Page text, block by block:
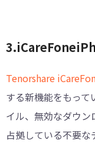
Tenorshare
する新機能をもって
イル、無効なダウン
占拠している不要な